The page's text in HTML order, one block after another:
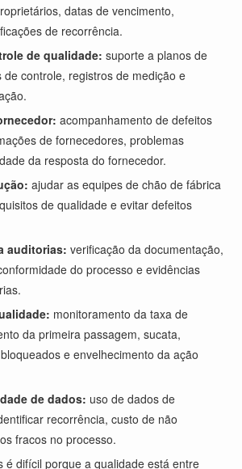
datas de vencimento,
de recorrência.
de qualidade: suporte a planos de
de controle, registros de medição e
acompanhamento de defeitos
de fornecedores, problemas
da resposta do fornecedor.
ajudar as equipes de chão de fábrica
de qualidade e evitar defeitos
auditorias: verificação da documentação,
do processo e evidências
monitoramento da taxa de
da primeira passagem, sucata,
e envelhecimento da ação
de dados: uso de dados de
recorrência, custo de não
fracos no processo.
é difícil porque a qualidade está entre